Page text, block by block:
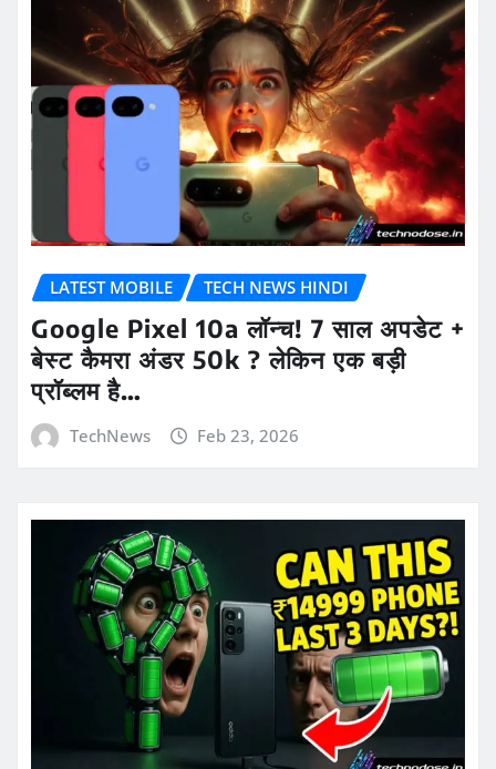
LATEST MOBILE TECH NEWS HINDI
Google Pixel 10a लॉन्च! 7 साल अपडेट +
बेस्ट कैमरा अंडर 50k ? लेकिन एक बड़ी
प्रॉब्लम है…
TechNews Feb 23, 2026